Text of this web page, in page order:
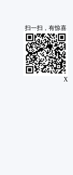
扫一扫，有惊喜
X